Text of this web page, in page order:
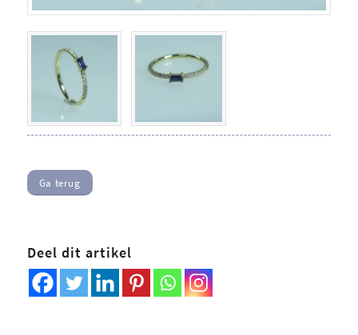
Ga terug
Deel dit artikel